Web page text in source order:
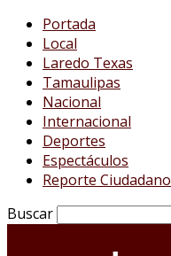
Portada
Local
Laredo Texas
Tamaulipas
Nacional
Internacional
Deportes
Espectáculos
Reporte Ciudadano
Buscar